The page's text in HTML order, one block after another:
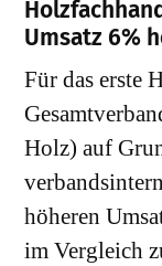
Umsatz 6%
Für das erste
Holz) auf
höheren
im Vergleich